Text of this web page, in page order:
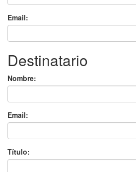
Email:
Destinatario
Nombre:
Email:
Título: